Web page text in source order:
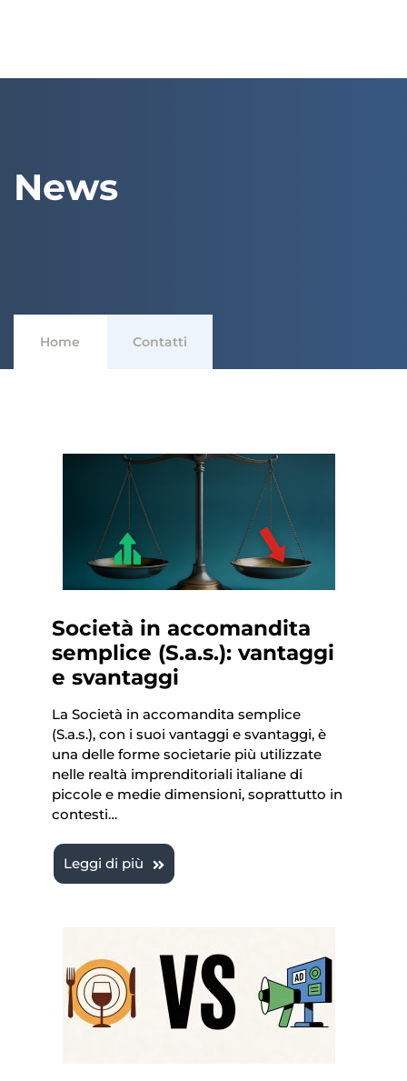
News
Home Contatti
Società in accomandita
semplice (S.a.s.): vantaggi
e svantaggi
La Società in accomandita semplice
(S.a.s.), con i suoi vantaggi e svantaggi, è
una delle forme societarie più utilizzate
nelle realtà imprenditoriali italiane di
piccole e medie dimensioni, soprattutto in
contesti…
Leggi di più